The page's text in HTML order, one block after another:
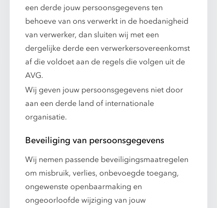
een derde jouw persoonsgegevens ten
behoeve van ons verwerkt in de hoedanigheid
van verwerker, dan sluiten wij met een
dergelijke derde een verwerkersovereenkomst
af die voldoet aan de regels die volgen uit de
AVG.
Wij geven jouw persoonsgegevens niet door
aan een derde land of internationale
organisatie.
Beveiliging van persoonsgegevens
Wij nemen passende beveiligingsmaatregelen
om misbruik, verlies, onbevoegde toegang,
ongewenste openbaarmaking en
ongeoorloofde wijziging van jouw